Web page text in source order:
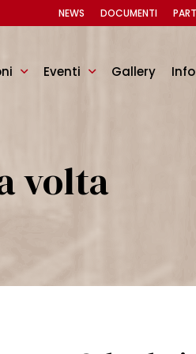
Eventi Gallery
NEWS DOCUMENTI
volta